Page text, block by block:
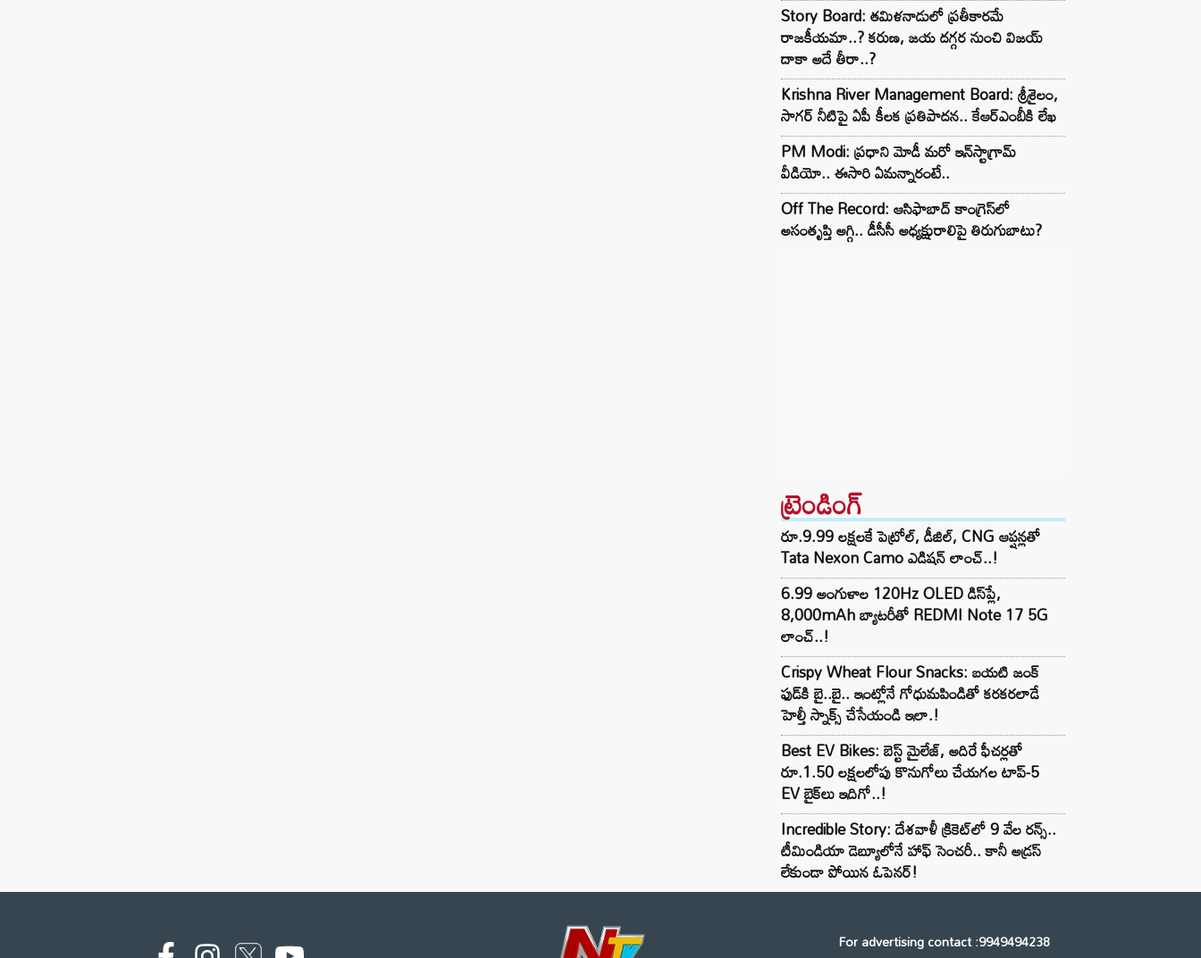
Story Board: తమిళనాడులో ప్రతీకారమే
రాజకీయమా..? కరుణ, జయ దగ్గర నుంచి విజయ్
దాకా అదే తీరా..?
Krishna River Management Board: శ్రీశైలం,
సాగర్ నీటిపై ఏపీ కీలక ప్రతిపాదన.. కేఆర్ఎంబీకి లేఖ
PM Modi: ప్రధాని మోడీ మరో ఇన్‌స్టాగ్రామ్
వీడియో.. ఈసారి ఏమన్నారంటే..
Off The Record: ఆసిఫాబాద్ కాంగ్రెస్‌లో
అసంతృప్తి అగ్గి.. డీసీసీ అధ్యక్షురాలిపై తిరుగుబాటు?
ట్రెండింగ్‌
రూ.9.99 లక్షలకే పెట్రోల్, డీజిల్, CNG ఆప్షన్లతో
Tata Nexon Camo ఎడిషన్ లాంచ్..!
6.99 అంగుళాల 120Hz OLED డిస్‌ప్లే,
8,000mAh బ్యాటరీతో REDMI Note 17 5G
లాంచ్..!
Crispy Wheat Flour Snacks: బయటి జంక్
ఫుడ్‌కి బై..బై.. ఇంట్లోనే గోధుమపిండితో కరకరలాడే
హెల్తీ స్నాక్స్ చేసేయండి ఇలా.!
Best EV Bikes: బెస్ట్ మైలేజ్, అదిరే ఫీచర్లతో
రూ.1.50 లక్షలలోపు కొనుగోలు చేయగల టాప్-5
EV బైక్‌లు ఇదిగో..!
Incredible Story: దేశవాళీ క్రికెట్‌లో 9 వేల రన్స్..
టీమిండియా డెబ్యూలోనే హాఫ్ సెంచరీ.. కానీ అడ్రస్
లేకుండా పోయిన ఓపెనర్!
For advertising contact :9949494238